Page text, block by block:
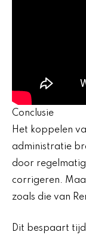
Conclusie
Het koppelen
administratie
door
corrigeren.
zoals die van
Dit bespaart